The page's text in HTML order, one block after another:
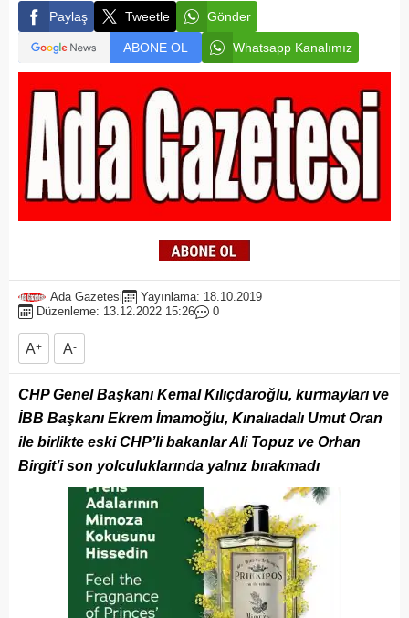
Paylaş Tweetle Gönder
ABONE OL Whatsapp Kanalımız
Ada Gazetesi
Yayınlama: 18.10.2019
Düzenleme: 13.12.2022 15:26
0
A+ A-
CHP Genel Başkanı Kemal Kılıçdaroğlu, kurmayları ve
İBB Başkanı Ekrem İmamoğlu, Kınalıadalı Umut Oran
ile birlikte eski CHP’li bakanlar Ali Topuz ve Orhan
Birgit’i son yolculuklarında yalnız bırakmadı